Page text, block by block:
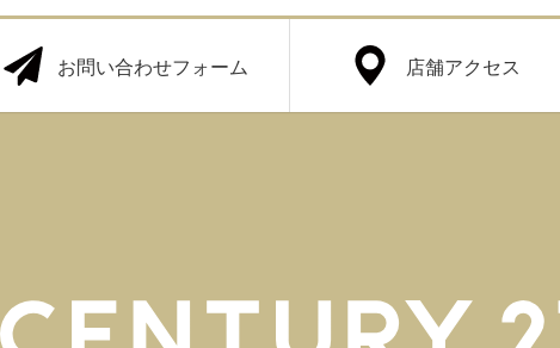
お問い合わせフォーム 店舗アクセス